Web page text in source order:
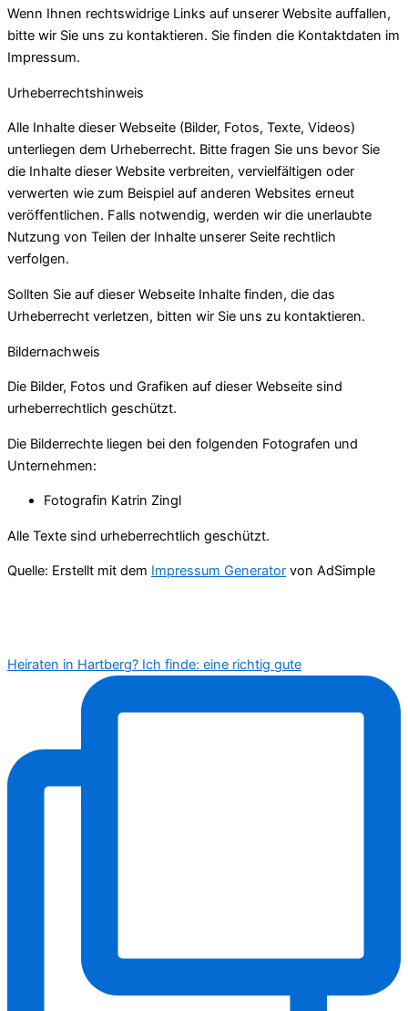
Wenn Ihnen rechtswidrige Links auf unserer Website auffallen,
bitte wir Sie uns zu kontaktieren. Sie finden die Kontaktdaten im
Impressum.
Urheberrechtshinweis
Alle Inhalte dieser Webseite (Bilder, Fotos, Texte, Videos)
unterliegen dem Urheberrecht. Bitte fragen Sie uns bevor Sie
die Inhalte dieser Website verbreiten, vervielfältigen oder
verwerten wie zum Beispiel auf anderen Websites erneut
veröffentlichen. Falls notwendig, werden wir die unerlaubte
Nutzung von Teilen der Inhalte unserer Seite rechtlich
verfolgen.
Sollten Sie auf dieser Webseite Inhalte finden, die das
Urheberrecht verletzen, bitten wir Sie uns zu kontaktieren.
Bildernachweis
Die Bilder, Fotos und Grafiken auf dieser Webseite sind
urheberrechtlich geschützt.
Die Bilderrechte liegen bei den folgenden Fotografen und
Unternehmen:
Fotografin Katrin Zingl
Alle Texte sind urheberrechtlich geschützt.
Quelle: Erstellt mit dem Impressum Generator von AdSimple
Heiraten in Hartberg? Ich finde: eine richtig gute